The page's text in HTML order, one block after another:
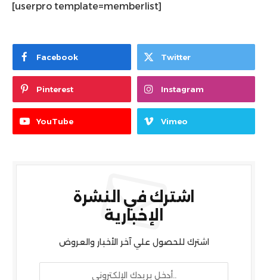
[userpro template=memberlist]
Facebook Twitter
Pinterest Instagram
YouTube Vimeo
اشترك في النشرة
الإخبارية
اشترك للحصول علي آخر الأخبار والعروض